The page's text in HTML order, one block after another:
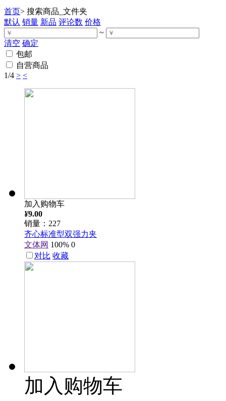
首页> 搜索商品_文件夹
默认 销量 新品 评论数 价格
~
清空 确定
包邮
自营商品
1/4 > <
加入购物车
¥9.00
销量：227
齐心标准型双强力夹
文体网 100% 0
对比 收藏
加入购物车